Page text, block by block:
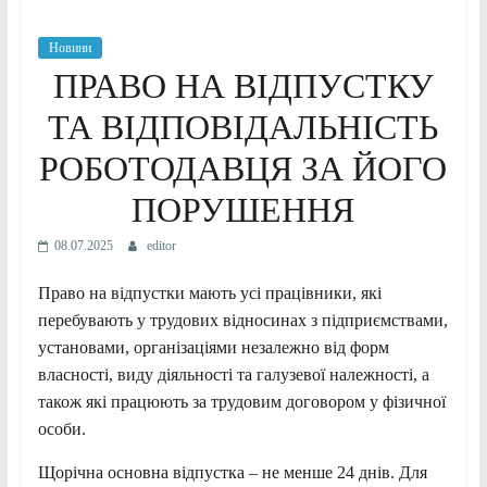
Новини
ПРАВО НА ВІДПУСТКУ
ТА ВІДПОВІДАЛЬНІСТЬ
РОБОТОДАВЦЯ ЗА ЙОГО
ПОРУШЕННЯ
08.07.2025 editor
Право на відпустки мають усі працівники, які
перебувають у трудових відносинах з підприємствами,
установами, організаціями незалежно від форм
власності, виду діяльності та галузевої належності, а
також які працюють за трудовим договором у фізичної
особи.
Щорічна основна відпустка – не менше 24 днів. Для